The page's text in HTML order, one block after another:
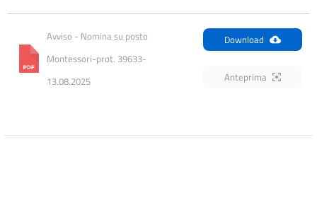
Avviso - Nomina su posto
Montessori-prot. 39633-
13.08.2025
Download
Anteprima